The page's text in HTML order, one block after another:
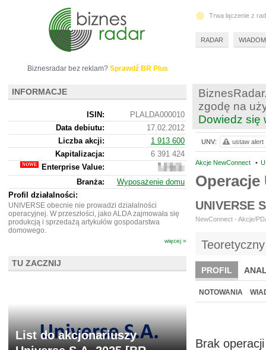
zgodę na
Dowiedz się
Akcje NewConnect •
Operacje
UNIVERSE
NewConnect - Akcje/
PROFIL
BR LAB
NOTOWANIA
Brak
UNV: ustaw alert
Biznesradar bez reklam? Sprawdź BR Plus
INFORMACJE
ISIN:
PLALDA000010
Data debiutu:
17.02.2012
Liczba akcji:
1 913 600
Kapitalizacja:
6 391 424
Enterprise Value:
6
411 424
Branża:
Wyposażenie domu
Profil działalności:
UNIVERSE obecnie nie prowadzi działalności
operacyjnej. W przeszłości, jako ALDA zajmowała się
produkcją i sprzedażą artykułów gospodarstwa
domowego.
więcej »
TU ZACZNIJ
List do akcjonariuszy
Trwa łączenie z
RADAR